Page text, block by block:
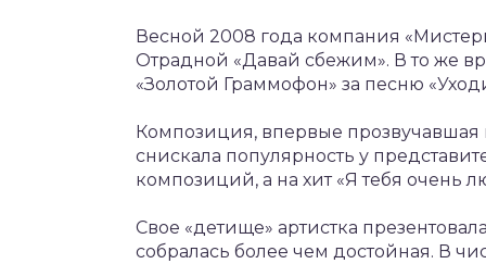
Весной 2008 года компания
Отрадной «Давай сбежим». В то же
«Золотой Граммофон» за песню
Композиция, впервые прозвучавшая
снискала популярность у
композиций, а на хит «Я тебя очень
Свое «детище» артистка
собралась более чем достойная. В